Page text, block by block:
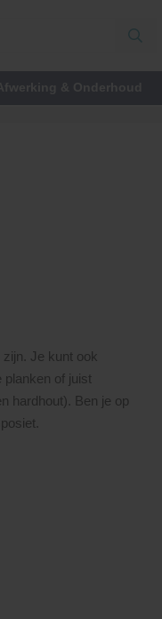
Je kunt ook
planken of juist
hardhout). Ben je op